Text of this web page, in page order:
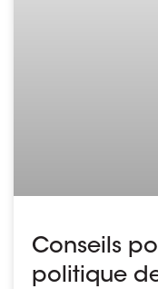
Conseils
politique